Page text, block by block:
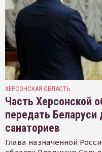
ХЕРСОНСКАЯ ОБЛАСТЬ
Часть Херсонской
передать Беларуси
санаториев
Глава назначенной